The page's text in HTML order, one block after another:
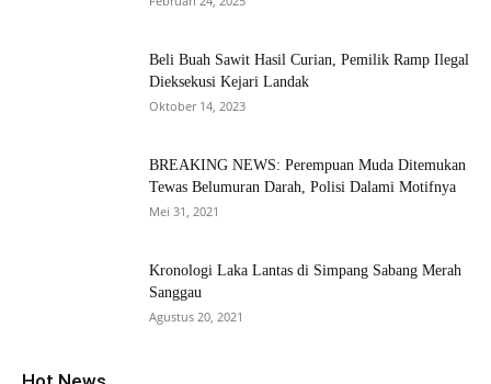
Beli Buah Sawit Hasil Curian, Pemilik Ramp Ilegal
Dieksekusi Kejari Landak
Oktober 14, 2023
BREAKING NEWS: Perempuan Muda Ditemukan
Tewas Belumuran Darah, Polisi Dalami Motifnya
Mei 31, 2021
Kronologi Laka Lantas di Simpang Sabang Merah
Sanggau
Agustus 20, 2021